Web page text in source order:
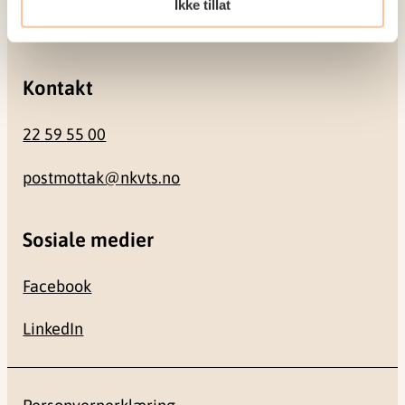
Ikke tillat
0484 Oslo
Kontakt
22 59 55 00
postmottak@nkvts.no
Sosiale medier
Facebook
LinkedIn